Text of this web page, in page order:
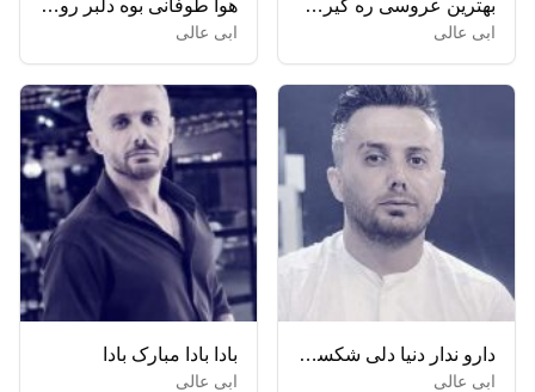
بهترین عروسی ره گیرمه تیسه جان جان + ریمیکس
ابی عالی
هوا طوفانی بوه دلبر روانی بوه
ابی عالی
دارو ندار دنیا دلی شکسته دارمه یادگار اون روزا صدای خسته دارمه
ابی عالی
بادا بادا مبارک بادا
ابی عالی